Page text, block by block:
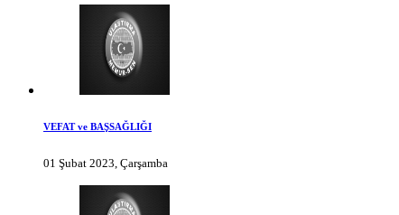
VEFAT ve BAŞSAĞLIĞI
01 Şubat 2023, Çarşamba